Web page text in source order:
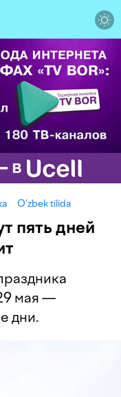
O‘zbek tilida
пять дней
мая —
дни.